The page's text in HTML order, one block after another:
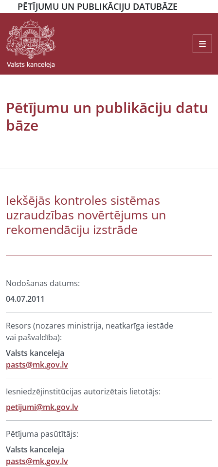
PĒTĪJUMU UN PUBLIKĀCIJU DATUBĀZE
Pētījumu un publikāciju datu
bāze
Iekšējās kontroles sistēmas
uzraudzības novērtējums un
rekomendāciju izstrāde
Nodošanas datums:
04.07.2011
Resors (nozares ministrija, neatkarīga iestāde
vai pašvaldība):
Valsts kanceleja
pasts@mk.gov.lv
Iesniedzējinstitūcijas autorizētais lietotājs:
petijumi@mk.gov.lv
Pētījuma pasūtītājs:
Valsts kanceleja
pasts@mk.gov.lv